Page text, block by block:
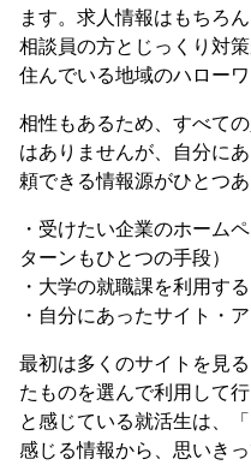
ます。求人情報はもちろ
相談員の方とじっくり対
住んでいる地域のハロー
相性もあるため、すべて
はありませんが、自分に
頼できる情報源がひとつあ
・受けたい企業のホーム
ターンもひとつの手段）
・大学の就職課を利用する
・自分にあったサイト・
最初は多くのサイトを見
たものを選んで利用して
と感じている就活生は、
感じる情報から、思いき